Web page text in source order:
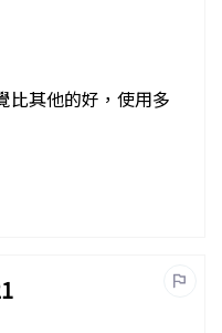
比其他的好，使用多